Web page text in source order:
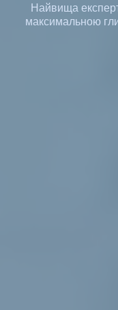
Найвища
максимальною